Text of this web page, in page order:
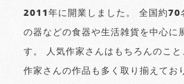
2011年に開業しました。 全国約70
の器などの食器や生活雑貨を中心に
す。 人気作家さんはもちろんのこ
作家さんの作品も多く取り揃えてお